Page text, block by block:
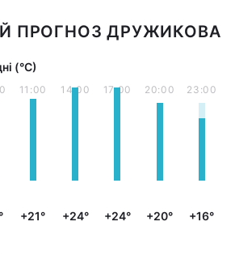
ПРОГНОЗ ДРУЖИКОВА
(°С)
11:00
+21°
14:00
+24°
17:00
+24°
20:00
+20°
23:00
+16°